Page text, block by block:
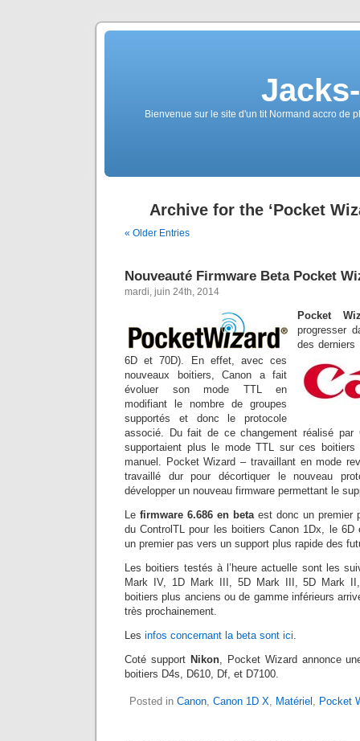
Bienvenue sur le site d'un tit Normand accro de
Archive for the ‘Pocket
« Older Entries
Nouveauté Firmware Beta Pocket
mardi, juin 24th, 2014
Pocket
progresser
des
6D et 70D). En effet, avec ces
nouveaux boitiers, Canon a fait
évoluer son mode TTL en
modifiant le nombre de groupes
supportés et donc le protocole
associé. Du fait de ce changement réalisé
supportaient plus le mode TTL sur ces boitiers
manuel. Pocket Wizard – travaillant en mode
travaillé dur pour décortiquer le nouveau
développer un nouveau firmware permettant le
Le firmware 6.686 en betaest donc un premier
du ControlTL pour les boitiers Canon 1Dx, le 6D
un premier pas vers un support plus rapide des
Les boitiers testés à l’heure actuelle sont les
Mark IV, 1D Mark III, 5D Mark III, 5D Mark
boitiers plus anciens ou de gamme inférieurs
très prochainement.
Les infos concernant la beta sont ici.
Coté support Nikon, Pocket Wizard annonce
boitiers D4s, D610, Df, et D7100.
Posted in Canon, Canon 1D X, Matériel , Pocket